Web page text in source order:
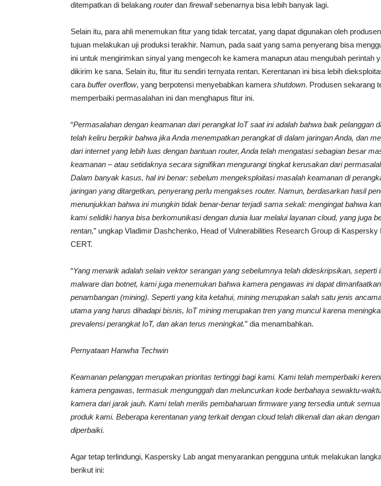
ditempatkan di belakang routerdan firewallsebenarnya bisa lebih banyak lagi.
Selain itu, para ahli menemukan fitur yang tidak tercatat, yang dapat digunakan oleh
tujuan melakukan uji produksi terakhir. Namun, pada saat yang sama penyerang bisa
ini untuk mengirimkan sinyal yang mengecoh ke kamera manapun atau mengubah perintah
dikirim ke sana. Selain itu, fitur itu sendiri ternyata rentan. Kerentanan ini bisa lebih
cara buffer overflow, yang berpotensi menyebabkan kamera shutdown. Produsen sekarang
memperbaiki permasalahan ini dan menghapus fitur ini.
“Permasalahan dengan keamanan dariperangkat IoT saat ini adalah bahwa baik pelanggan
telah keliru berpikir bahwa jika Anda menempatkan perangkat di dalam jaringan Anda, dan
dari internet yang lebih luas dengan bantuan router, Anda telah mengatasi sebagian besar
keamanan – atau setidaknya secara signifikan mengurangitingkat kerusakan dari per
Dalam banyak kasus, halini benar: sebelum mengeksploitasi masalah keamanan di
jaringan yang ditargetkan, penyerang perlu mengakses router. Namun, berdasarkan hasil
menunjukkan bahwa ini mungkin tidak benar-benar terjadi sama sekali: mengingat bahwa
kami selidiki hanya bisa berkomunikasidengan dunia luar melalui layanan cloud, yang juga
rentan,” ungkap Vladimir Dashchenko, Head of Vulnerabilities Research Group di Kaspersky
CERT.
“Yang menarik adalah selain vektor serangan yang sebelumnya telah dideskripsikan, seperti
malware dan botnet, kamijuga menemukan bahwa kamera pengawas inidapat dimanfaatkan
penambangan (mining). Seperti yang kita ketahui, mining merupakan salah satu jenis
utama yang harus dihadapi bisnis, IoTmining merupakan tren yang muncul karena
prevalensi perangkat IoT, dan akan terus meningkat.” dia menambahkan.
Pernyataan Hanwha Techwin
Keamanan pelanggan merupakan prioritas tertinggi bagi kami. Kami telah memperbaiki
kamera pengawas, termasuk mengunggah dan meluncurkan kode berbahaya sewaktu-
kamera dari jarak jauh. Kami telah merilis pembaharuan firmware yang tersedia untuk
produk kami. Beberapa kerentanan yang terkait dengan cloud telah dikenali dan akan
diperbaiki.
Agar tetap terlindungi, Kaspersky Lab angat menyarankan pengguna untuk melakukan
berikut ini: